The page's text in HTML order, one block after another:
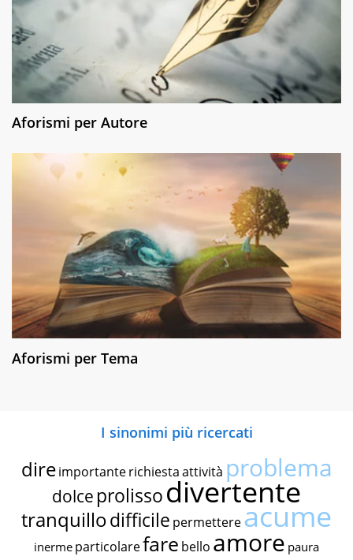
Aforismi per Autore
Aforismi per Tema
I sinonimi più ricercati
dire importante richiestaattività problema
dolce prolissodivertente
tranquillodifficile permettereacume
inerme particolarefare bello amore paura